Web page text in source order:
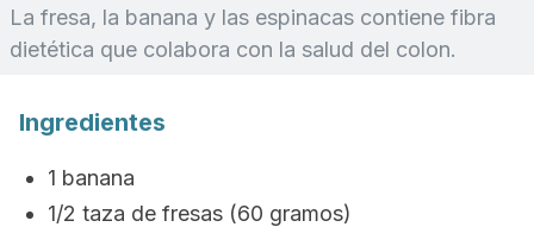
La fresa, la banana y las espinacas contiene fibra
dietética que colabora con la salud del colon.
Ingredientes
1 banana
1/2 taza de fresas (60 gramos)